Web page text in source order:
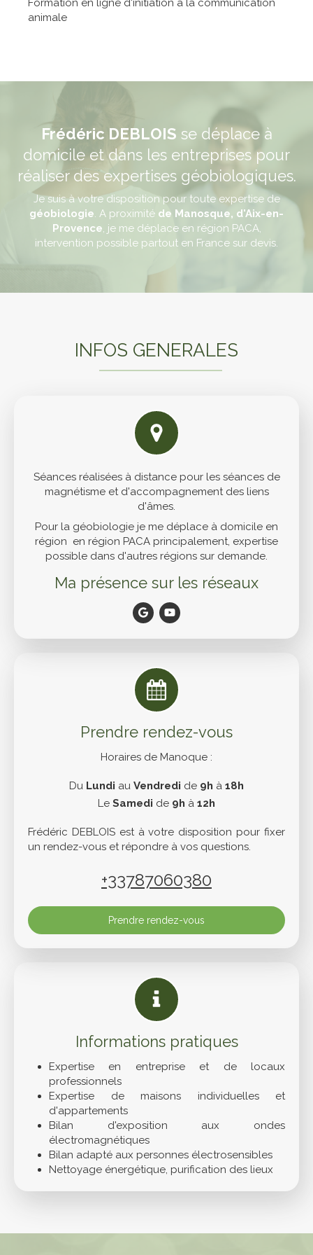
Formation en ligne d'initiation à la communication
animale
Frédéric DEBLOIS se déplace à
domicile et dans les entreprises pour
réaliser des expertises géobiologiques.
Je suis à votre disposition pour toute expertise de
géobiologie. A proximité de Manosque, d'Aix-en-
Provence, je me déplace en région PACA,
intervention possible partout en France sur devis.
INFOS GENERALES
Séances réalisées à distance pour les séances de
magnétisme et d'accompagnement des liens
d'âmes.
Pour la géobiologie je me déplace à domicile en
région en région PACA principalement, expertise
possible dans d'autres régions sur demande.
Ma présence sur les réseaux
Prendre rendez-vous
Horaires de Manoque :
Du Lundi au Vendredi de 9h à 18h
Le Samedi de 9h à 12h
Frédéric DEBLOIS est à votre disposition pour fixer
un rendez-vous et répondre à vos questions.
+33787060380
Prendre rendez-vous
Informations pratiques
Expertise en entreprise et de locaux
professionnels
Expertise de maisons individuelles et
d'appartements
Bilan d'exposition aux ondes
électromagnétiques
Bilan adapté aux personnes électrosensibles
Nettoyage énergétique, purification des lieux